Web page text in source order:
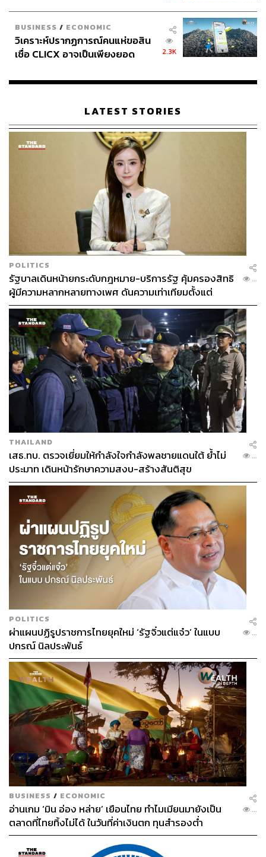
BUSINESS / ECONOMIC
วิเคราะห์ปรากฏการณ์คนแห่ขอสิน
เชื่อ CLICX อาจเป็นเพียงยอด
เรือนไทยที่ถูกซุกไว้
2.3K
LATEST STORIES
POLITICS
รัฐบาลเดินหน้ายกระดับกฎหมาย-บริการรัฐ คุ้มครองสิทธิ
ผู้มีความหลากหลายทางเพศ ดันความเท่าเทียมตั้งแต่
หลักสูตรในห้องเรียนถึงที่ทำงาน
...
THAILAND
เสธ.ทบ. ตรวจเยี่ยมให้กำลังใจกำลังพลชายแดนใต้ ย้ำไม่
ประมาท เดินหน้ารักษาความสงบ-สร้างสันติสุข
...
POLITICS
ผ่าแผนปฏิรูปราชการไทยยุคใหม่ ‘รัฐจิ๋วแต่แจ๋ว’ ในแบบ
ปกรณ์ นิลประพันธ์
...
BUSINESS / ECONOMIC
อ่านเกม ‘มิน อ่อง หล่าย’ เยือนไทย ทำไมเมียนมายังเป็น
ตลาดที่ไทยทิ้งไม่ได้ ในวันที่ค่าเงินตก ทุนสำรองต่ำ
...